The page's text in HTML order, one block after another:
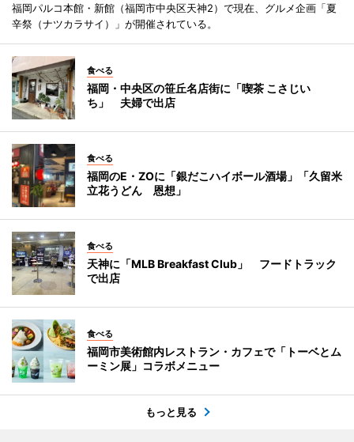
福岡パルコ本館・新館（福岡市中央区天神2）で現在、グルメ企画「夏
辛祭（ナツカラサイ）」が開催されている。
食べる
福岡・中央区の笹丘名店街に「喫茶 こさじい
ち」 夫婦で出店
食べる
福岡のE・ZOに「銀だこハイボール酒場」「久留米
立花うどん 恩想」
食べる
天神に「MLB Breakfast Club」 フードトラック
で出店
食べる
福岡市美術館内レストラン・カフェで「トーベとム
ーミン展」コラボメニュー
もっと見る